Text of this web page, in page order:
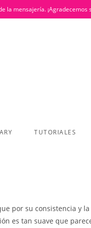
la mensajería. ¡Agradecemos
TUTORIALES
por su consistencia y
es tan suave que